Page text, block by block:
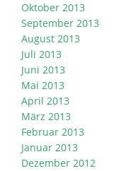
Oktober 2013
September 2013
August 2013
Juli 2013
Juni 2013
Mai 2013
April 2013
März 2013
Februar 2013
Januar 2013
Dezember 2012